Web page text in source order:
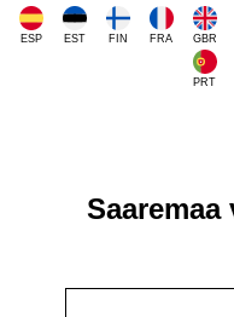
ESP EST FIN FRA GBR
PRT